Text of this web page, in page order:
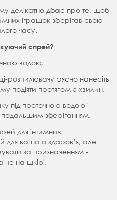
делікатно дбає про те, щоб
іграшок зберігав свою
часу.
спрей?
водою.
розпилювачу рясно нанесіть
подіяти протягом 5 хвилин.
під проточною водою і
подальшим зберіганням.
для інтимних
для вашого здоров’я, але
за призначенням -
не на шкірі.